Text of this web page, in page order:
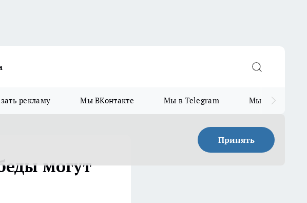
рекламу Мы ВКонтакте Мы в Telegram Мы в MAX
Принять
могут